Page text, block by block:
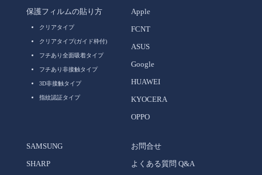
保護フィルムの貼り方
クリアタイプ
クリアタイプ(ガイド枠付)
フチあり全面吸着タイプ
フチあり非接触タイプ
3D非接触タイプ
指紋認証タイプ
Apple
FCNT
ASUS
Google
HUAWEI
KYOCERA
OPPO
SAMSUNG
SHARP
お問合せ
よくある質問 Q&A